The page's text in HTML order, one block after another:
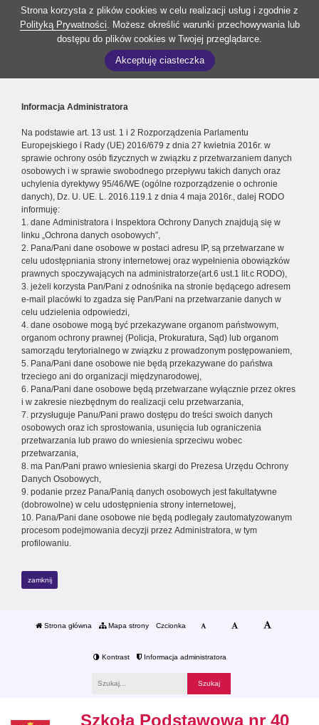
Strona korzysta z plików cookies w celu realizacji usług i zgodnie z
Polityką Prywatności. Możesz określić warunki przechowywania lub
dostępu do plików cookies w Twojej przeglądarce.
Akceptuję ciasteczka
Informacja Administratora
Na podstawie art. 13 ust. 1 i 2 Rozporządzenia Parlamentu
Europejskiego i Rady (UE) 2016/679 z dnia 27 kwietnia 2016r. w
sprawie ochrony osób fizycznych w związku z przetwarzaniem danych
osobowych i w sprawie swobodnego przepływu takich danych oraz
uchylenia dyrektywy 95/46/WE (ogólne rozporządzenie o ochronie
danych), Dz. U. UE. L. 2016.119.1 z dnia 4 maja 2016r., dalej RODO
informuję:
1. dane Administratora i Inspektora Ochrony Danych znajdują się w
linku „Ochrona danych osobowych”,
2. Pana/Pani dane osobowe w postaci adresu IP, są przetwarzane w
celu udostępniania strony internetowej oraz wypełnienia obowiązków
prawnych spoczywających na administratorze(art.6 ust.1 lit.c RODO),
3. jeżeli korzysta Pan/Pani z odnośnika na stronie będącego adresem
e-mail placówki to zgadza się Pan/Pani na przetwarzanie danych w
celu udzielenia odpowiedzi,
4. dane osobowe mogą być przekazywane organom państwowym,
organom ochrony prawnej (Policja, Prokuratura, Sąd) lub organom
samorządu terytorialnego w związku z prowadzonym postępowaniem,
5. Pana/Pani dane osobowe nie będą przekazywane do państwa
trzeciego ani do organizacji międzynarodowej,
6. Pana/Pani dane osobowe będą przetwarzane wyłącznie przez okres
i w zakresie niezbędnym do realizacji celu przetwarzania,
7. przysługuje Panu/Pani prawo dostępu do treści swoich danych
osobowych oraz ich sprostowania, usunięcia lub ograniczenia
przetwarzania lub prawo do wniesienia sprzeciwu wobec
przetwarzania,
8. ma Pan/Pani prawo wniesienia skargi do Prezesa Urzędu Ochrony
Danych Osobowych,
9. podanie przez Pana/Panią danych osobowych jest fakultatywne
(dobrowolne) w celu udostępnienia strony internetowej,
10. Pana/Pani dane osobowe nie będą podlegały zautomatyzowanym
procesom podejmowania decyzji przez Administratora, w tym
profilowaniu.
zamknij
Strona główna Mapa strony Czcionka
Kontrast Informacja administratora
Szkoła Podstawowa nr 40